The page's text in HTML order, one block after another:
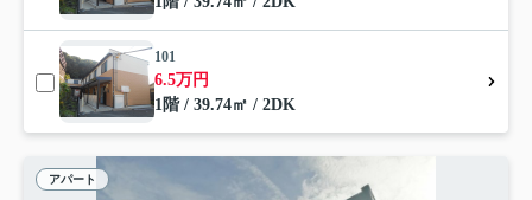
101
6.5万円
1階 / 39.74㎡ / 2DK
アパート